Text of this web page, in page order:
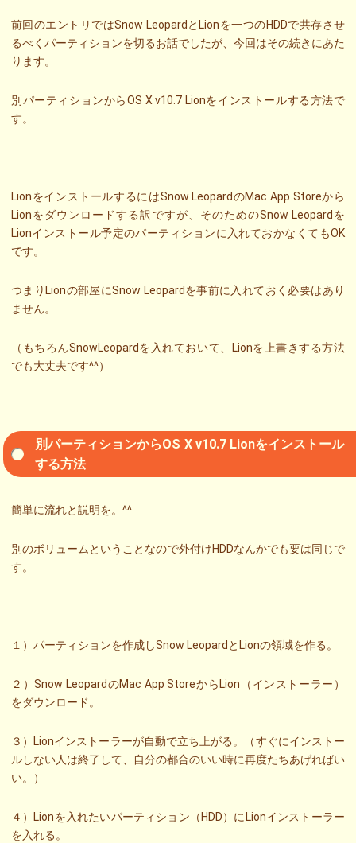
前回のエントリではSnow LeopardとLionを一つのHDDで共存させ
るべくパーティションを切るお話でしたが、今回はその続きにあた
ります。
別パーティションからOS X v10.7 Lionをインストールする方法で
す。
LionをインストールするにはSnow LeopardのMac App Storeから
Lionをダウンロードする訳ですが、そのためのSnow Leopardを
Lionインストール予定のパーティションに入れておかなくてもOK
です。
つまりLionの部屋にSnow Leopardを事前に入れておく必要はあり
ません。
（もちろんSnowLeopardを入れておいて、Lionを上書きする方法
でも大丈夫です^^）
別パーティションからOS X v10.7 Lionをインストール
する方法
簡単に流れと説明を。^^
別のボリュームということなので外付けHDDなんかでも要は同じで
す。
１）パーティションを作成しSnow LeopardとLionの領域を作る。
２）Snow LeopardのMac App StoreからLion（インストーラー）
をダウンロード。
３）Lionインストーラーが自動で立ち上がる。（すぐにインストー
ルしない人は終了して、自分の都合のいい時に再度たちあげればい
い。）
４）Lionを入れたいパーティション（HDD）にLionインストーラー
を入れる。